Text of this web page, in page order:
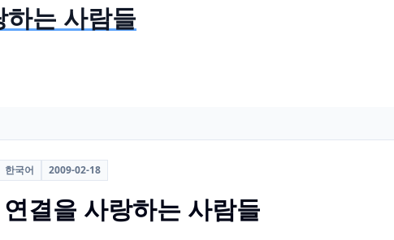
는 사람들
한국어 2009-02-18
결을 사랑하는 사람들